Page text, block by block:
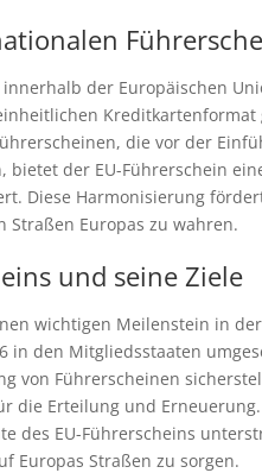
der Europäischen
die vor der
der EU-Führerschein
Diese Harmonisierung
Straßen Europas zu wahren.
und seine Ziele
wichtigen Meilenstein in
in den Mitgliedsstaaten
von Führerscheinen
die Erteilung und
des EU-Führerscheins
Europas Straßen zu sorgen.